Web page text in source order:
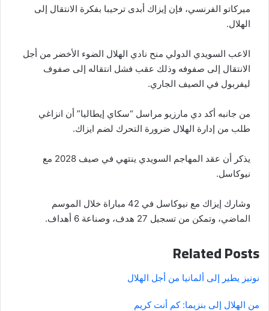
ميركاتو الفرنسي، فإن إيزاك أبدى ترحيبا بفكرة الانتقال إلى
الهلال.
الاعب السويدي الدولي منح نادي الهلال الضوء الأخضر من أجل
الانتقال إلى صفوفه وذلك عقب فشل انتقاله إلى صفوف
ليفربول في الصيف الجاري.
من جانبه أكد دي مارزيو مراسل “سكاي إيطاليا” أن انزاغي
طلب من إدارة الهلال ضرورة التحرك لضم ايزاك.
يذكر أن عقد المهاجم السويدي ينتهي في صيف 2028 مع
نيوكاسل.
وشارك إيزاك مع نيوكاسل في 42 مباراة خلال الموسم
الماضي، وتمكن من تسجيل 27 هدف، وصناعة 6 أهداف.
Related Posts
نونيز يطير إلى ألمانيا من أجل الهلال
من الهلال إلى بنزيما: كم أنت كريم